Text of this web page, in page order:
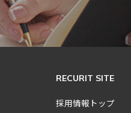
RECURIT SITE
採用情報トップ